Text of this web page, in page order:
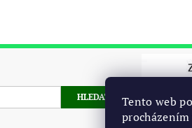
Tento web